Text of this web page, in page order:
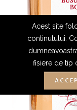
Acest site
continutului.
fisiere de tip